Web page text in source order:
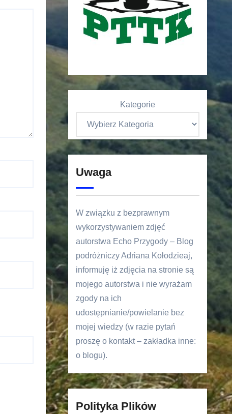
Kategorie
Uwaga
W związku z bezprawnym
wykorzystywaniem zdjęć
autorstwa Echo Przygody – Blog
podróżniczy Adriana Kołodzieaj,
informuję iż zdjęcia na stronie są
mojego autorstwa i nie wyrażam
zgody na ich
udostępnianie/powielanie bez
mojej wiedzy (w razie pytań
proszę o kontakt – zakładka inne:
o blogu).
Polityka Plików